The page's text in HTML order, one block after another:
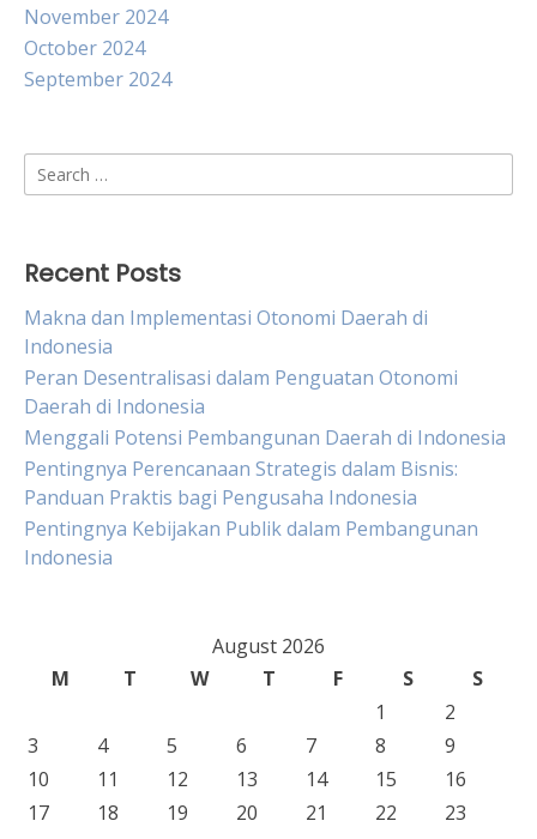
November 2024
October 2024
September 2024
Search
for:
Recent Posts
Makna dan Implementasi Otonomi Daerah di
Indonesia
Peran Desentralisasi dalam Penguatan Otonomi
Daerah di Indonesia
Menggali Potensi Pembangunan Daerah di Indonesia
Pentingnya Perencanaan Strategis dalam Bisnis:
Panduan Praktis bagi Pengusaha Indonesia
Pentingnya Kebijakan Publik dalam Pembangunan
Indonesia
August 2026
M
T W T F S
S
1
2
3
4 5 6 7 8
9
10
11 12 13 14 15
16
17
18 19 20 21 22
23